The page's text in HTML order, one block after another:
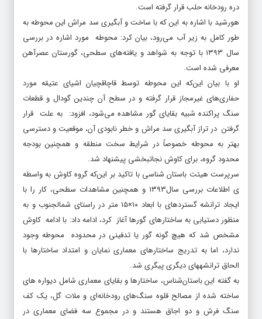
دره­ رودخانه­ حلب قرار گرفته است.
هورشید با اشاره به این که با ساخت و آبگیری سد مراش این محوطه به
طور کامل به زیر آب می‌رود، بیان کرد: محوطه­ مورد اشاره در بررسی
سال ۱۳۹۳ با توجه به شواهد و یافته‌­های سطحی، گورستان عصرآهن
معرفی شده است.
او با بیان این‌که این محوطه توسط قاچاقچیان اشیای عتیقه مورد
حفاری‌های غیرمجاز قرار گرفته و در سطح آن چندین گودال و قطعات
سنگ پراکنده شبیه بقایای گور مشاهده می‌­شود، افزود: به علت قرار
گرفتن در تراز آبگیری سد مراش و خطر نابودی آن، موقعیت و دسترسی
بهتر به محوطه خصوصاً در شرایط سخت منطقه و همچنین بودجه
محدود گروه، برای کاوش نجات­بخشی پیشنهاد شد.
سرپرست هیئت باستان شناسی با تاکید بر این‌که گروه کاوش به واسطه­‌
ی اطلاعات بررسی سال۱۳۹۳ و همچنین مشاهدات سطحی، کار را با
ایجاد ترانشه­­ گسترده­ای با ابعاد ۱۰×۱۵ متر در راستای شمال­جنوب و به
منظور دستیابی به ساختارهای گورها آغاز کرد، ادامه داد: با ادامه­ کاوش
مشخص شد که هیچ گونه گور یا تدفینی در محدوده محوطه وجود
ندارد، اما به تدریج ساختارهای معماری نمایان و امتداد ساختارها با
الحاق ترانشه­های دیگری پیگری شد.
به گفته این باستان‌شناس، ساختارها و بقایای معماری شامل دیواره­ های
ساخته شده از مصالح قلوه سنگ‌های رودخانه‌ای و ملات گل، یک کف
سنگ فرش و دو اجاق هستند و در مجموع سه فضای معماری در